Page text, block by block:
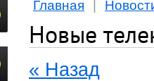
2026 г. с 02:00 до 10:00 по
московскому времени
телеканалов операторов
и Триколор может быть
Убедительная просьба в
период не производить поиск
Главная |
Новые
« Назад